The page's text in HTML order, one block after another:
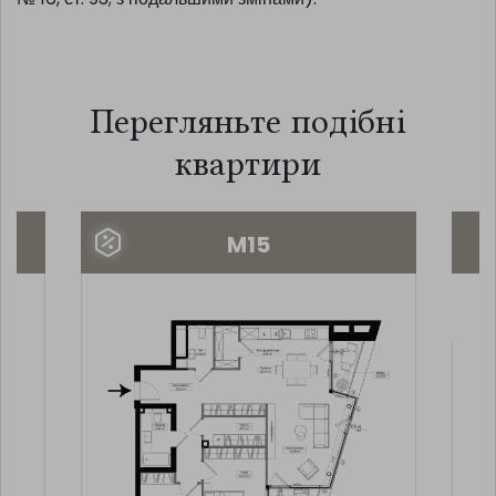
Перегляньте подібні
квартири
M15